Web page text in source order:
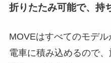
折りたたみ可能で、持
MOVEはすべてのモデ
電車に積み込めるので